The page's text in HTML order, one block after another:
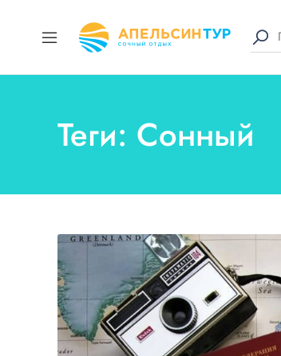
Теги: Сонный